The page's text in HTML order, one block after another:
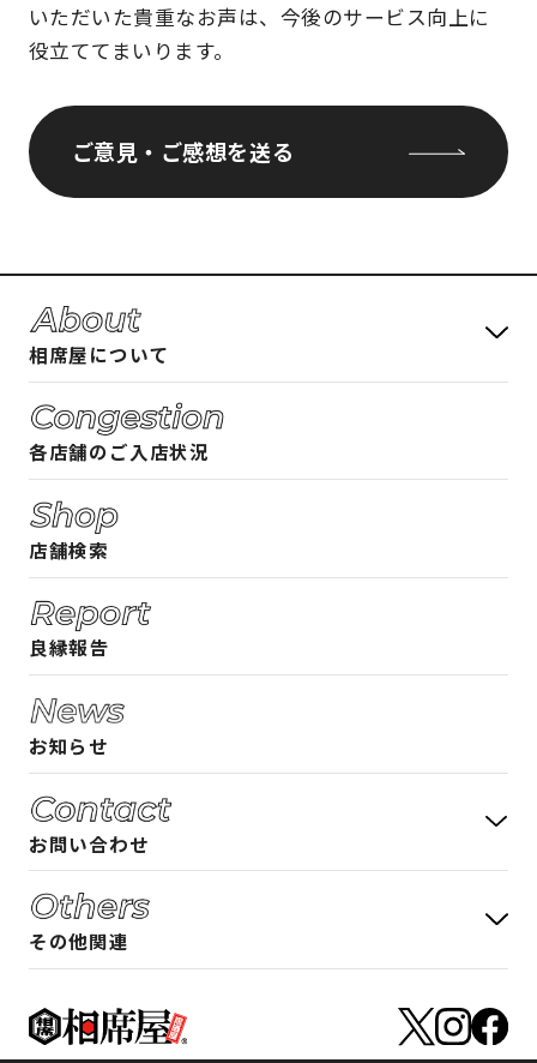
いただいた貴重なお声は、今後のサービス向上に
役立ててまいります。
ご意見・ご感想を送る
相席屋について
料金システム
フード・ドリンクメニュー
相席屋ガイド 女性編
相席屋ガイド 男性編
ご入店時のルール
よくある質問
各店舗のご入店状況
店舗検索
良縁報告
お知らせ
お問い合わせ
お客様の声 募集中
アルバイト募集について
フランチャイズ加盟募集について
店舗物件募集について
その他関連
アルバイト募集
フランチャイズ加盟